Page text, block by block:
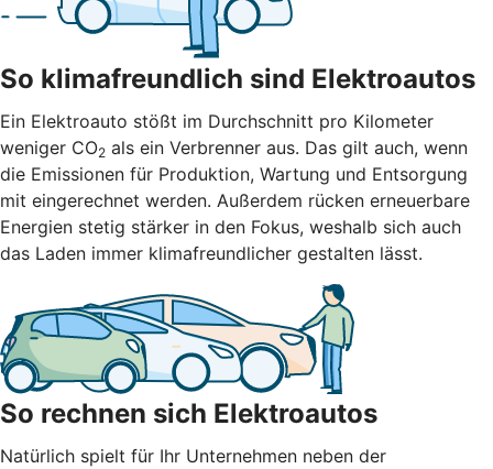
So klimafreundlich sind Elektroautos
Ein Elektroauto stößt im Durchschnitt pro Kilometer
weniger CO2 als ein Verbrenner aus. Das gilt auch, wenn
die Emissionen für Produktion, Wartung und Entsorgung
mit eingerechnet werden. Außerdem rücken erneuerbare
Energien stetig stärker in den Fokus, weshalb sich auch
das Laden immer klimafreundlicher gestalten lässt.
So rechnen sich Elektroautos
Natürlich spielt für Ihr Unternehmen neben der